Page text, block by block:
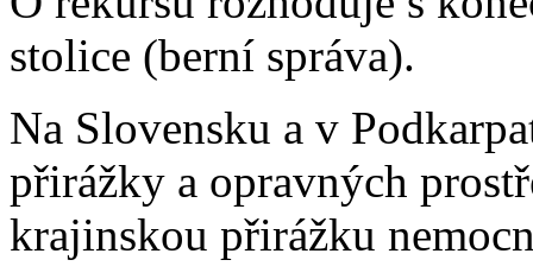
stolice (berní správa).
Na Slovensku a v
přirážky a opravných
krajinskou přirážku